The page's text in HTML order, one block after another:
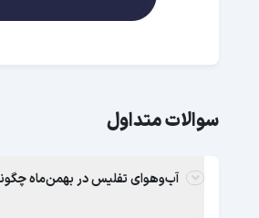
سوالات متداول
آب‌وهوای تفلیس در بهمن‌ماه